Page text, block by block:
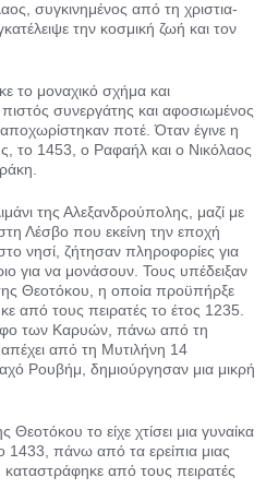
συγκινημένος από τη χριστια­
την κοσμική ζωή και τον
το μοναχικό σχήμα και
συνεργάτης και αφοσιωμένος
ποτέ. Όταν έγινε η
το 1453, ο Ραφαήλ και ο Νικόλαος
της Αλεξανδρούπολης, μαζί με
Λέσβο που εκείνη την εποχή
νησί, ζήτησαν πληροφορίες για
για να μονάσουν. Τους υπέδειξαν
Θεοτόκου, η οποία προϋπήρξε
από τους πειρατές το έτος 1235.
των Καρυών, πάνω από τη
από τη Μυτιλήνη 14
Ρουβήμ, δημιούργησαν μια μικρή
το είχε χτίσει μια γυναίκα
πάνω από τα ερείπια μιας
από τους πειρατές